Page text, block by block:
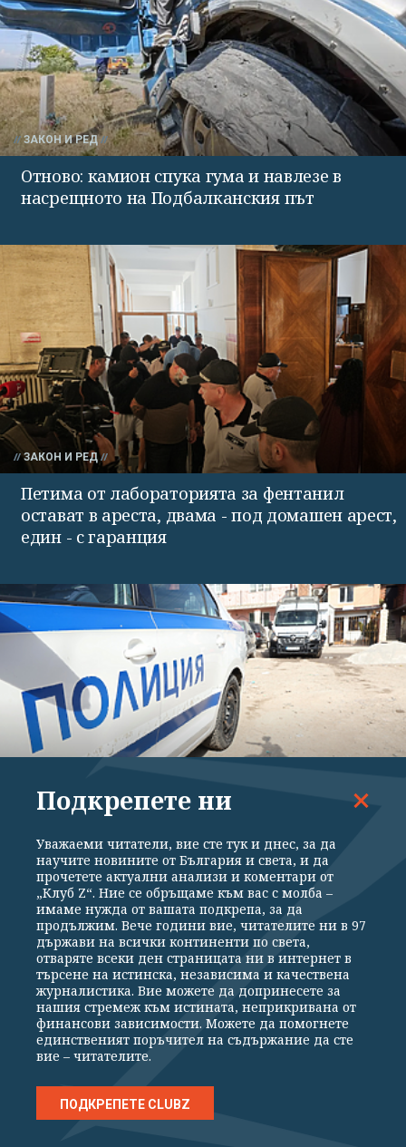
ЗАКОН И РЕД
Отново: камион спука гума и навлезе в
насрещното на Подбалканския път
ЗАКОН И РЕД
Петима от лабораторията за фентанил
остават в ареста, двама - под домашен арест,
един - с гаранция
ЗАКОН И РЕД
кокаин
ЗАКОН И РЕД
Подкрепете ни
Уважаеми читатели, вие сте тук и днес, за да
научите новините от България и света, и да
прочетете актуални анализи и коментари от
„Клуб Z“. Ние се обръщаме към вас с молба –
имаме нужда от вашата подкрепа, за да
продължим. Вече години вие, читателите ни в 97
държави на всички континенти по света,
отваряте всеки ден страницата ни в интернет в
търсене на истинска, независима и качествена
журналистика. Вие можете да допринесете за
нашия стремеж към истината, неприкривана от
финансови зависимости. Можете да помогнете
единственият поръчител на съдържание да сте
вие – читателите.
ПОДКРЕПЕТЕ CLUBZ